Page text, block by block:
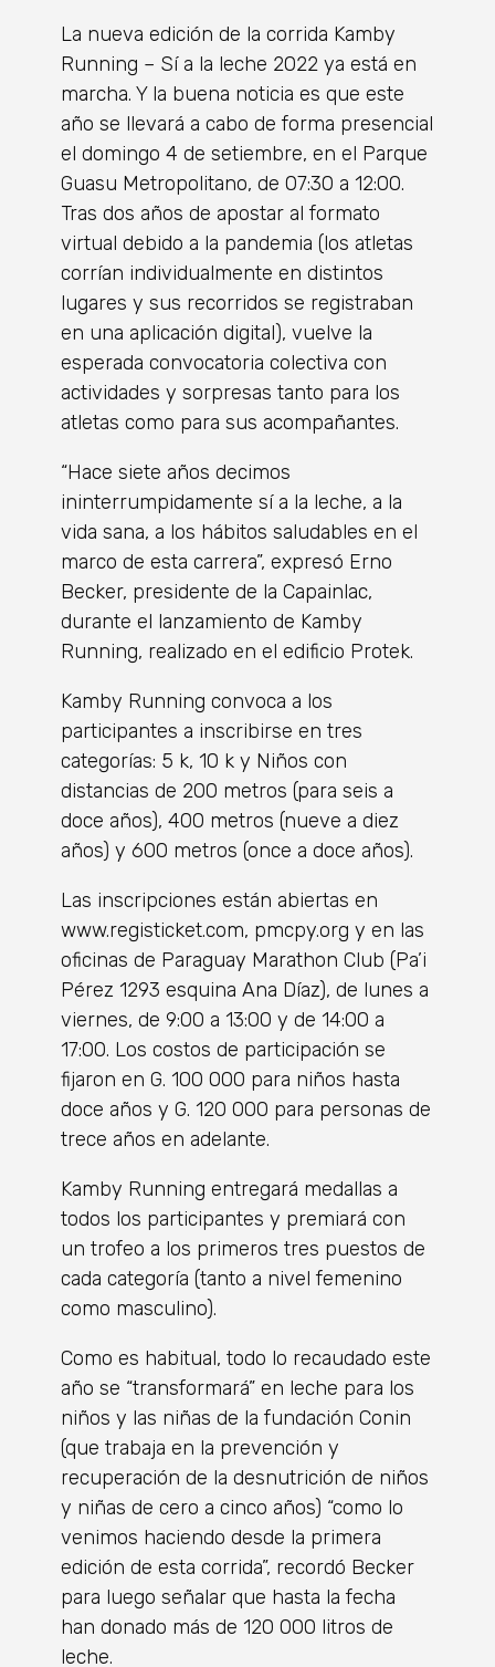
La nueva edición de la corrida Kamby
Running – Sí a la leche 2022 ya está en
marcha. Y la buena noticia es que este
año se llevará a cabo de forma presencial
el domingo 4 de setiembre, en el Parque
Guasu Metropolitano, de 07:30 a 12:00.
Tras dos años de apostar al formato
virtual debido a la pandemia (los atletas
corrían individualmente en distintos
lugares y sus recorridos se registraban
en una aplicación digital), vuelve la
esperada convocatoria colectiva con
actividades y sorpresas tanto para los
atletas como para sus acompañantes.
“Hace siete años decimos
ininterrumpidamente sí a la leche, a la
vida sana, a los hábitos saludables en el
marco de esta carrera”, expresó Erno
Becker, presidente de la Capainlac,
durante el lanzamiento de Kamby
Running, realizado en el edificio Protek.
Kamby Running convoca a los
participantes a inscribirse en tres
categorías: 5 k, 10 k y Niños con
distancias de 200 metros (para seis a
doce años), 400 metros (nueve a diez
años) y 600 metros (once a doce años).
Las inscripciones están abiertas en
www.registicket.com, pmcpy.org y en las
oficinas de Paraguay Marathon Club (Pa’i
Pérez 1293 esquina Ana Díaz), de lunes a
viernes, de 9:00 a 13:00 y de 14:00 a
17:00. Los costos de participación se
fijaron en G. 100 000 para niños hasta
doce años y G. 120 000 para personas de
trece años en adelante.
Kamby Running entregará medallas a
todos los participantes y premiará con
un trofeo a los primeros tres puestos de
cada categoría (tanto a nivel femenino
como masculino).
Como es habitual, todo lo recaudado este
año se “transformará” en leche para los
niños y las niñas de la fundación Conin
(que trabaja en la prevención y
recuperación de la desnutrición de niños
y niñas de cero a cinco años) “como lo
venimos haciendo desde la primera
edición de esta corrida”, recordó Becker
para luego señalar que hasta la fecha
han donado más de 120 000 litros de
leche.